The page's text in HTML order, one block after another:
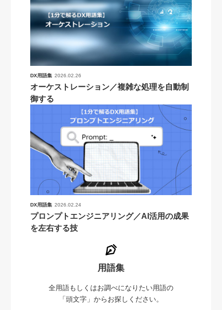
DX用語集 2026.02.26
オーケストレーション／複雑な処理を自動制
御する
DX用語集 2026.02.24
プロンプトエンジニアリング／AI活用の成果
を左右する技
用語集
全用語もしくはお調べになりたい用語の
「頭文字」からお探しください。